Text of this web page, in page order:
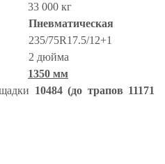
000 кг
Пневматическая
75R17.5/12+1
2 дюйма
1350 мм
10484 (до трапов 11171